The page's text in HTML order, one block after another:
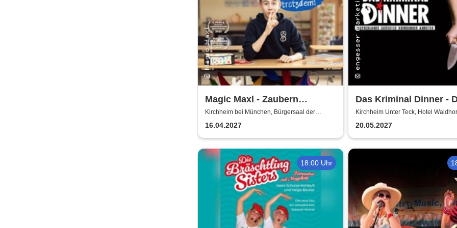
Magic Maxl - Zaubern
Verboten!
Kirchheim bei München, Bürgersaal der
Gemeinde Kirchheim
16.04.2027
Das Kriminal Dinner -
letzte Joint der Marie
Kirchheim Unter Teck, Hotel
20.05.2027
18:00 Uhr